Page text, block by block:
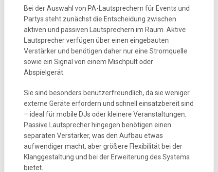
Bei der Auswahl von PA-Lautsprechern für Events und
Partys steht zunächst die Entscheidung zwischen
aktiven und passiven Lautsprechern im Raum. Aktive
Lautsprecher verfügen über einen eingebauten
Verstärker und benötigen daher nur eine Stromquelle
sowie ein Signal von einem Mischpult oder
Abspielgerät.
Sie sind besonders benutzerfreundlich, da sie weniger
externe Geräte erfordern und schnell einsatzbereit sind
– ideal für mobile DJs oder kleinere Veranstaltungen.
Passive Lautsprecher hingegen benötigen einen
separaten Verstärker, was den Aufbau etwas
aufwendiger macht, aber größere Flexibilität bei der
Klanggestaltung und bei der Erweiterung des Systems
bietet.